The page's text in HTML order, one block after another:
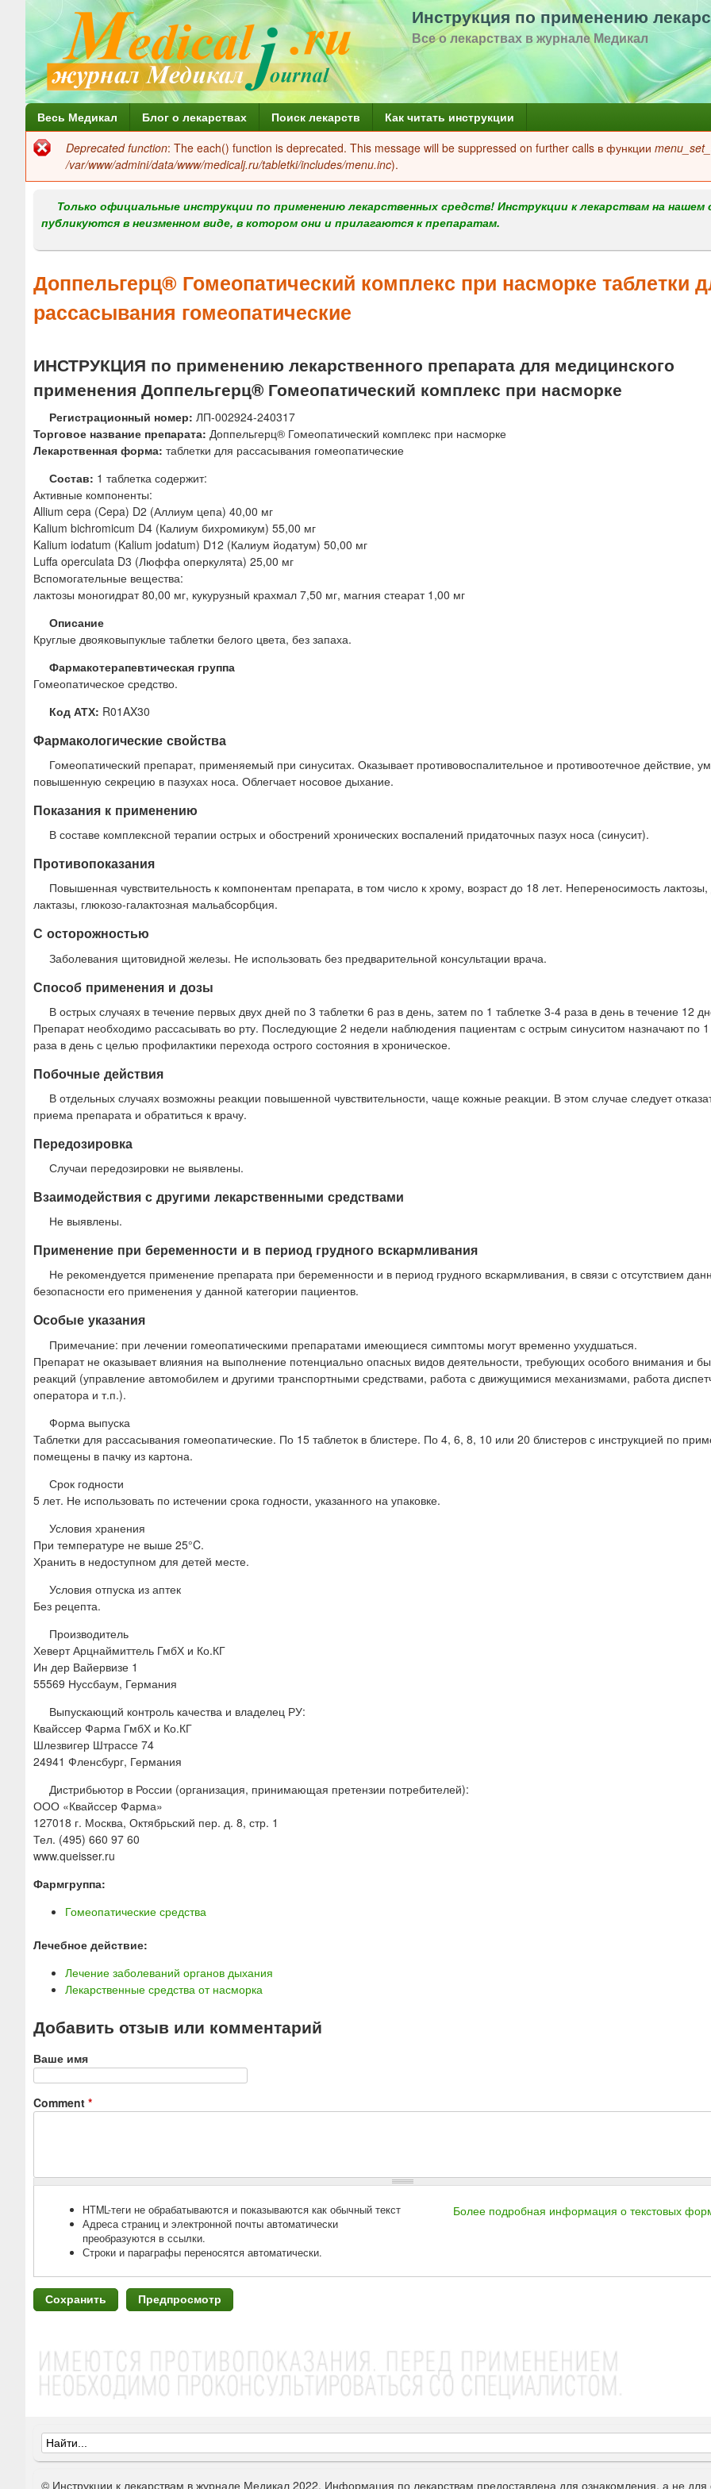
Перейти
к
содержанию
Инструкция по применению
Все о лекарствах в журнале Медикал
Г
л
н
м
е
ю
Весь Медикал Блог о лекарствах Поиск лекарств Как читать инструкции
Сообщение
об
ошибке
Deprecated function: The each() function is deprecated. This message will be suppressed on further calls в функции
/var/www/admini/data/www/medicalj.ru/tabletki/includes/menu.inc).
Только официальные инструкции по применению лекарственных средств! Инструкции к лекарствам на нашем
публикуются в неизменном виде, в котором они и прилагаются к препаратам.
Доппельгерц® Гомеопатический комплекс при насморке таблетки
рассасывания гомеопатические
ИНСТРУКЦИЯ по применению лекарственного препарата для медицинского
применения Доппельгерц® Гомеопатический комплекс при насморке
Регистрационный номер: ЛП-002924-240317
Торговое название препарата: Доппельгерц® Гомеопатический комплекс при насморке
Лекарственная форма: таблетки для рассасывания гомеопатические
Состав: 1 таблетка содержит:
Активные компоненты:
Allium cepa (Cepa) D2 (Аллиум цепа) 40,00 мг
Kalium bichromicum D4 (Калиум бихромикум) 55,00 мг
Kalium iodatum (Kalium jodatum) D12 (Калиум йодатум) 50,00 мг
Luffa operculata D3 (Люффа оперкулята) 25,00 мг
Вспомогательные вещества:
лактозы моногидрат 80,00 мг, кукурузный крахмал 7,50 мг, магния стеарат 1,00 мг
Описание
Круглые двояковыпуклые таблетки белого цвета, без запаха.
Фармакотерапевтическая группа
Гомеопатическое средство.
Код АТХ: R01AX30
Фармакологические свойства
Гомеопатический препарат, применяемый при синуситах. Оказывает противовоспалительное и противоотечное действие,
повышенную секрецию в пазухах носа. Облегчает носовое дыхание.
Показания к применению
В составе комплексной терапии острых и обострений хронических воспалений придаточных пазух носа (синусит).
Противопоказания
Повышенная чувствительность к компонентам препарата, в том число к хрому, возраст до 18 лет. Непереносимость
лактазы, глюкозо-галактозная мальабсорбция.
С осторожностью
Заболевания щитовидной железы. Не использовать без предварительной консультации врача.
Способ применения и дозы
В острых случаях в течение первых двух дней по 3 таблетки 6 раз в день, затем по 1 таблетке 3-4 раза в день в течение 12
Препарат необходимо рассасывать во рту. Последующие 2 недели наблюдения пациентам с острым синуситом назначают по 1
раза в день с целью профилактики перехода острого состояния в хроническое.
Побочные действия
В отдельных случаях возможны реакции повышенной чувствительности, чаще кожные реакции. В этом случае следует
приема препарата и обратиться к врачу.
Передозировка
Случаи передозировки не выявлены.
Взаимодействия с другими лекарственными средствами
Не выявлены.
Применение при беременности и в период грудного вскармливания
Не рекомендуется применение препарата при беременности и в период грудного вскармливания, в связи с отсутствием
безопасности его применения у данной категории пациентов.
Особые указания
Примечание: при лечении гомеопатическими препаратами имеющиеся симптомы могут временно ухудшаться.
Препарат не оказывает влияния на выполнение потенциально опасных видов деятельности, требующих особого внимания и
реакций (управление автомобилем и другими транспортными средствами, работа с движущимися механизмами, работа
оператора и т.п.).
Форма выпуска
Таблетки для рассасывания гомеопатические. По 15 таблеток в блистере. По 4, 6, 8, 10 или 20 блистеров с инструкцией по
помещены в пачку из картона.
Срок годности
5 лет. Не использовать по истечении срока годности, указанного на упаковке.
Условия хранения
При температуре не выше 25°C.
Хранить в недоступном для детей месте.
Условия отпуска из аптек
Без рецепта.
Производитель
Хеверт Арцнаймиттель ГмбХ и Ко.КГ
Ин дер Вайервизе 1
55569 Нуссбаум, Германия
Выпускающий контроль качества и владелец РУ:
Квайссер Фарма ГмбХ и Ко.КГ
Шлезвигер Штрассе 74
24941 Фленсбург, Германия
Дистрибьютор в России (организация, принимающая претензии потребителей):
ООО «Квайссер Фарма»
127018 г. Москва, Октябрьский пер. д. 8, стр. 1
Тел. (495) 660 97 60
www.queisser.ru
Фармгруппа:
Гомеопатические средства
Лечебное действие:
Лечение заболеваний органов дыхания
Лекарственные средства от насморка
Добавить отзыв или комментарий
Ваше имя
Comment *
Более подробная информация о текстовых
HTML-теги не обрабатываются и показываются как обычный текст
Адреса страниц и электронной почты автоматически
преобразуются в ссылки.
Строки и параграфы переносятся автоматически.
Ф
о
© Инструкции к лекарствам в журнале Медикал 2022. Информация по лекарствам предоставлена для ознакомления, а не